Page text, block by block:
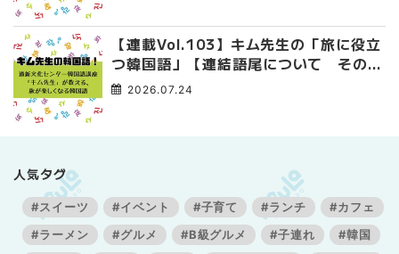
【連載Vol.103】キム先生の「旅に役立
つ韓国語」【連結語尾について その
3】2026.07.24
人気タグ
#スイーツ #イベント #子育て #ランチ
#カフェ
#ラーメン
#グルメ #B級グルメ #子連れ
#韓国